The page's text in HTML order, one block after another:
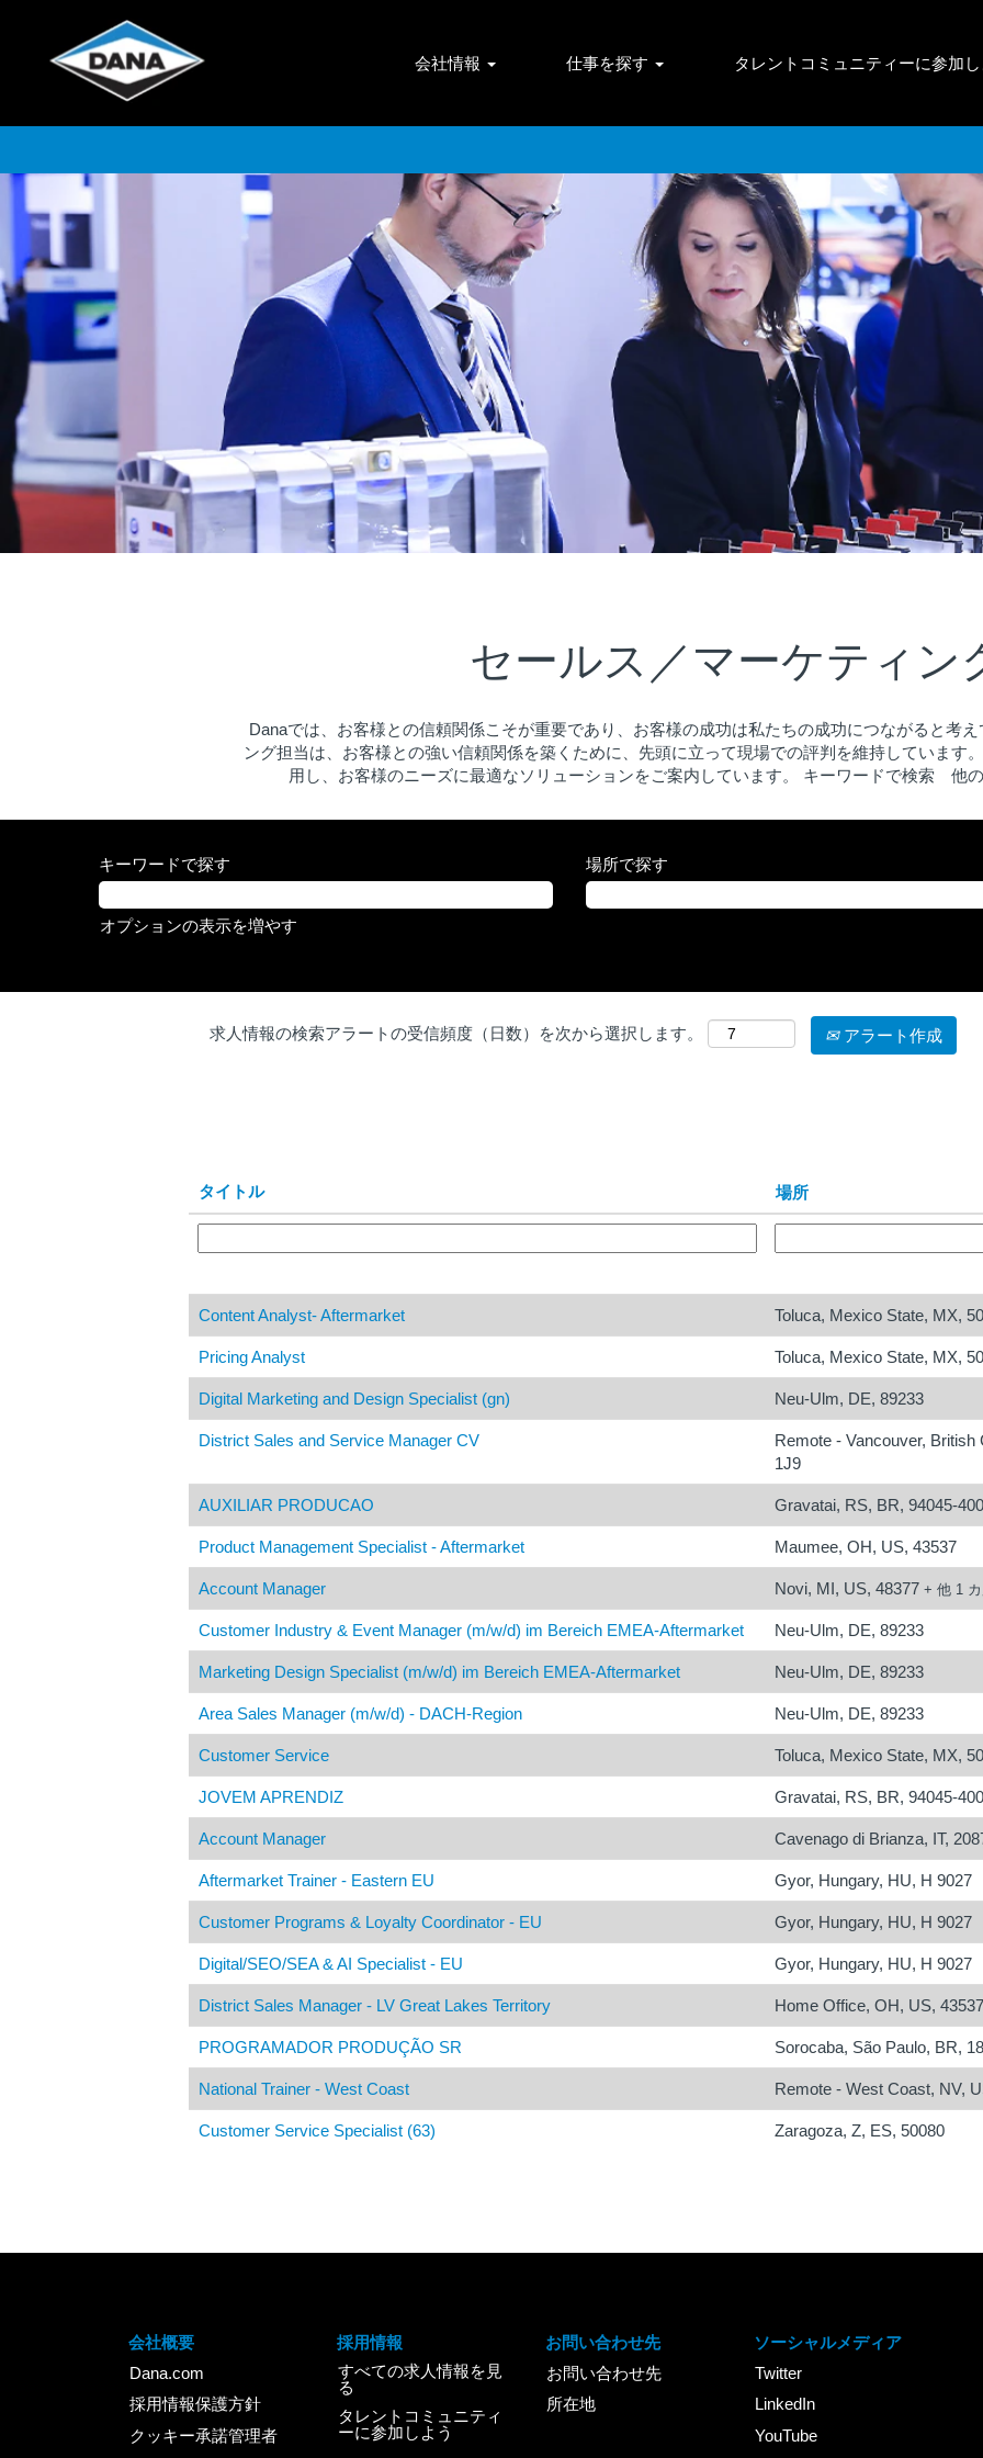
会社情報 仕事を探す タレントコミュニティーに参加し
セールス／マーケティン
Danaでは、お客様との信頼関係こそが重要であり、お客様の成功は私たちの成功につながると考
ング担当は、お客様との強い信頼関係を築くために、先頭に立って現場での評判を維持しています
用し、お客様のニーズに最適なソリューションをご案内しています。 キーワードで検索 他
キーワードで探す 場所で探す
オプションの表示を増やす
求人情報の検索アラートの受信頻度（日数）を次から選択します。 アラート作成
タイトル 場所
Content Analyst- Aftermarket Toluca, Mexico State, MX,
Pricing Analyst Toluca, Mexico State, MX,
Digital Marketing and Design Specialist (gn) Neu-Ulm, DE, 89233
District Sales and Service Manager CV
Remote - Vancouver, British
1J9
AUXILIAR PRODUCAO Gravatai, RS, BR, 94045-400
Product Management Specialist - Aftermarket Maumee, OH, US, 43537
Account Manager Novi, MI, US, 48377 + 他 1
Customer Industry & Event Manager (m/w/d) im Bereich EMEA-Aftermarket Neu-Ulm, DE, 89233
Marketing Design Specialist (m/w/d) im Bereich EMEA-Aftermarket Neu-Ulm, DE, 89233
Area Sales Manager (m/w/d) - DACH-Region Neu-Ulm, DE, 89233
Customer Service Toluca, Mexico State, MX,
JOVEM APRENDIZ Gravatai, RS, BR, 94045-400
Account Manager Cavenago di Brianza, IT,
Aftermarket Trainer - Eastern EU Gyor, Hungary, HU, H 9027
Customer Programs & Loyalty Coordinator - EU Gyor, Hungary, HU, H 9027
Digital/SEO/SEA & AI Specialist - EU Gyor, Hungary, HU, H 9027
District Sales Manager - LV Great Lakes Territory Home Office, OH, US, 43537
PROGRAMADOR PRODUÇÃO SR Sorocaba, São Paulo, BR,
National Trainer - West Coast Remote - West Coast, NV,
Customer Service Specialist (63) Zaragoza, Z, ES, 50080
会社概要
Dana.com
採用情報保護方針
クッキー承諾管理者
採用情報
すべての求人情報を見
る
タレントコミュニティ
ーに参加しよう
お問い合わせ先
お問い合わせ先
所在地
ソーシャルメディア
Twitter
LinkedIn
YouTube